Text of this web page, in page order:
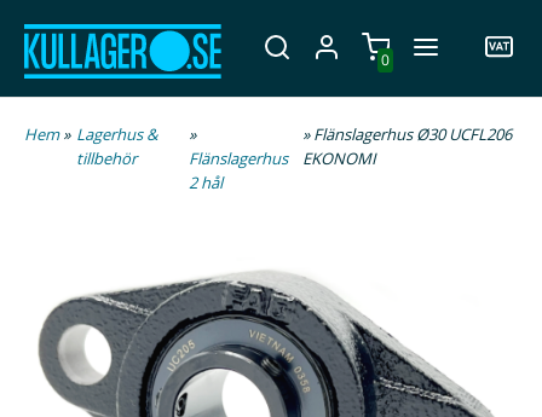
0
Hem» Lagerhus &
tillbehör
»
Flänslagerhus
2 hål
» Flänslagerhus Ø30 UCFL206
EKONOMI